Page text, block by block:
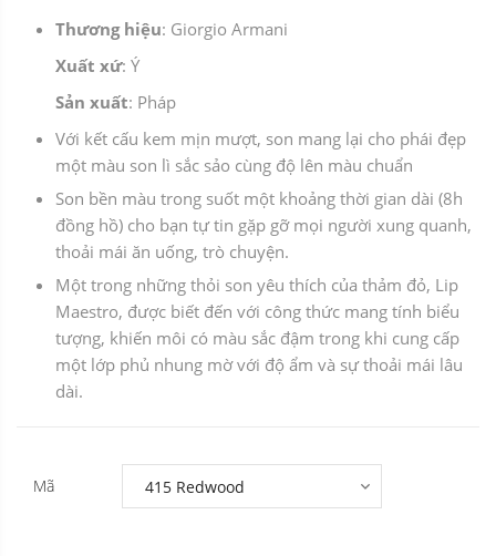
Thương hiệu: Giorgio Armani
Xuất xứ: Ý
Sản xuất: Pháp
Với kết cấu kem mịn mượt, son mang lại cho phái đẹp
một màu son lì sắc sảo cùng độ lên màu chuẩn
Son bền màu trong suốt một khoảng thời gian dài (8h
đồng hồ) cho bạn tự tin gặp gỡ mọi người xung quanh,
thoải mái ăn uống, trò chuyện.
Một trong những thỏi son yêu thích của thảm đỏ, Lip
Maestro, được biết đến với công thức mang tính biểu
tượng, khiến môi có màu sắc đậm trong khi cung cấp
một lớp phủ nhung mờ với độ ẩm và sự thoải mái lâu
dài.
Mã